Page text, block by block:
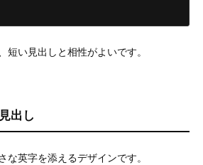
短い見出しと相性がよいです。
出し
な英字を添えるデザインです。